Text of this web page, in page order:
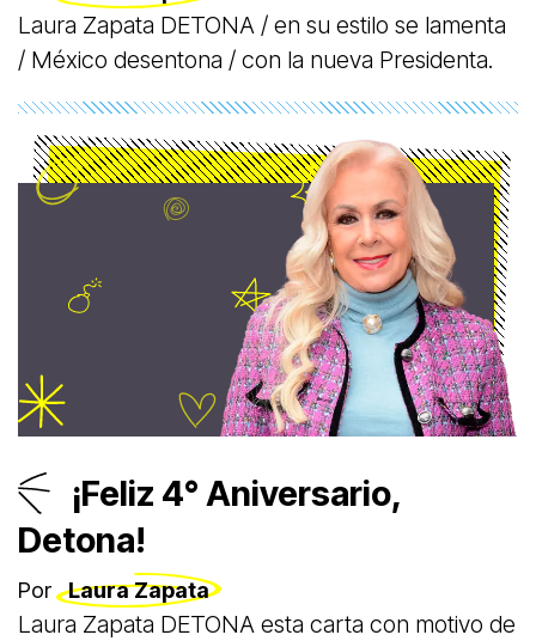
Laura Zapata DETONA / en su estilo se lamenta
/ México desentona / con la nueva Presidenta.
¡Feliz 4° Aniversario,
Detona!
Por Laura Zapata
Laura Zapata DETONA esta carta con motivo de